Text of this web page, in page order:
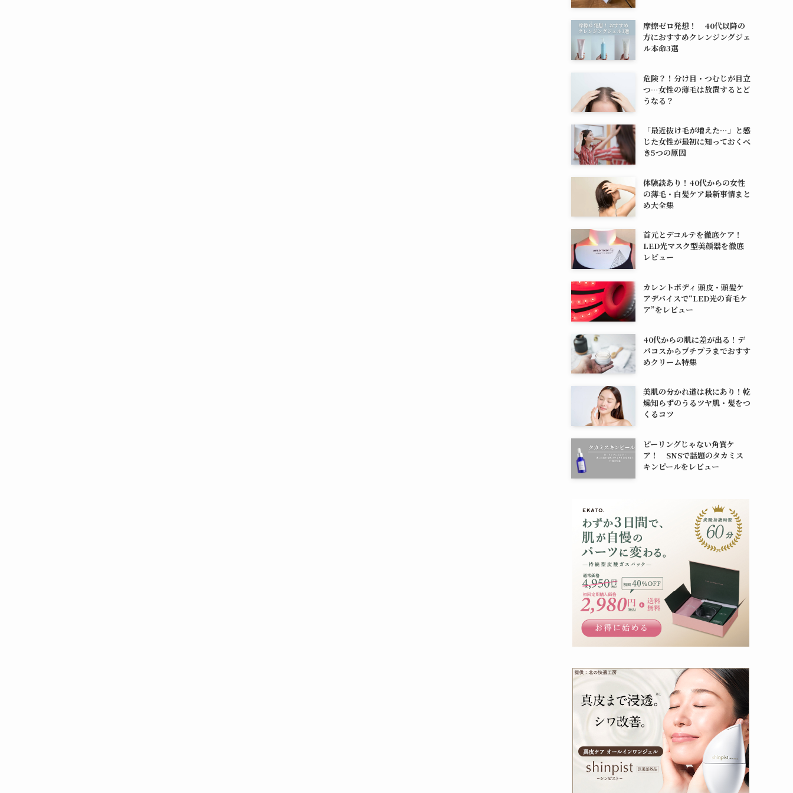
摩擦ゼロ発想！ 40代以降の
方におすすめクレンジングジェ
ル本命3選
危険？！分け目・つむじが目立
つ…女性の薄毛は放置するとど
うなる？
「最近抜け毛が増えた…」と感
じた女性が最初に知っておくべ
き5つの原因
体験談あり！40代からの女性
の薄毛・白髪ケア最新事情まと
め大全集
首元とデコルテを徹底ケア！
LED光マスク型美顔器を徹底
レビュー
カレントボディ 頭皮・頭髪ケ
アデバイスで“LED光の育毛ケ
ア”をレビュー
40代からの肌に差が出る！デ
パコスからプチプラまでおすす
めクリーム特集
美肌の分かれ道は秋にあり！乾
燥知らずのうるツヤ肌・髪をつ
くるコツ
ピーリングじゃない角質ケ
ア！ SNSで話題のタカミス
キンピールをレビュー